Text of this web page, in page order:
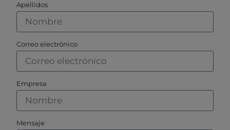
Apellidos
Correo electrónico
Empresa
Mensaje